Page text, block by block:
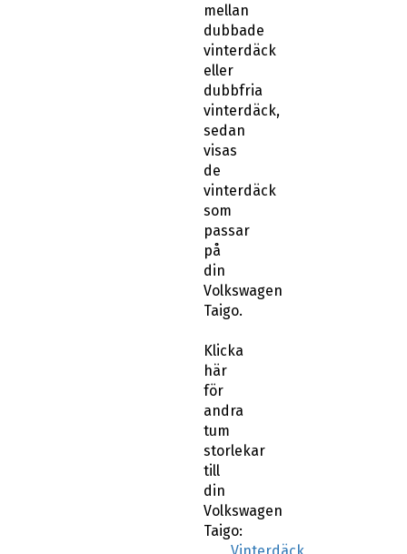
mellan
dubbade
vinterdäck
eller
dubbfria
vinterdäck,
sedan
visas
de
vinterdäck
som
passar
på
din
Volkswagen
Taigo.
Klicka
här
för
andra
tum
storlekar
till
din
Volkswagen
Taigo:
Vinterdäck